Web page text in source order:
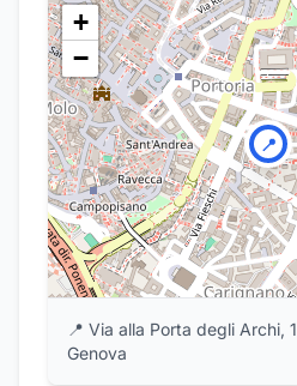
📍
+
−
📍 Via alla Porta degli Archi,
Genova